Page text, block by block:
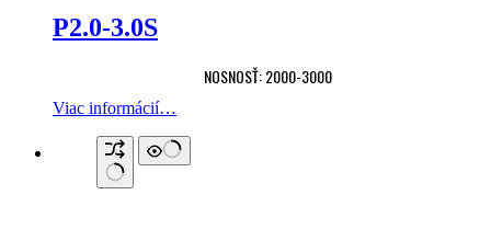
P2.0-3.0S
NOSNOSŤ: 2000-3000
Viac informácií…